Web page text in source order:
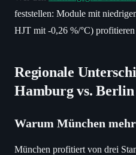
feststellen: Module mit
HJT mit -0,26 %/°C)
Regionale
Hamburg vs. Berlin
Warum München
München profitiert von drei